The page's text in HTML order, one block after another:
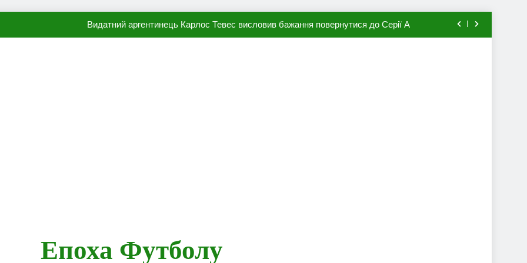
Видатний аргентинець Карлос Тевес висловив бажання повернутися до Серії А
Епоха Футболу